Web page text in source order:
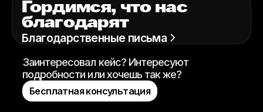
Гордимся, что нас
благодарят
Благодарственные письма
Заинтересовал кейс? Интересуют
подробности или хочешь так же?
Бесплатная консультация